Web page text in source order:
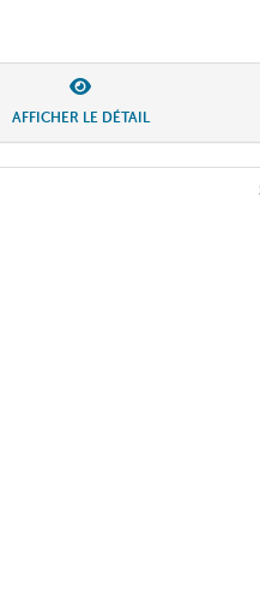
AFFICHER LE DÉTAIL